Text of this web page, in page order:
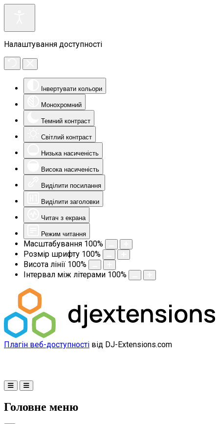
Налаштування доступності
Інвертувати кольори
Монохромний
Темний контраст
Світлий контраст
Низька насиченість
Висока насиченість
Виділити посилання
Виділити заголовки
Читач з екрана
Режим читання
Масштабування 100%
Розмір шрифту 100%
Висота лінії 100%
Інтервал між літерами 100%
Плагін веб-доступності від DJ-Extensions.com
Головне меню